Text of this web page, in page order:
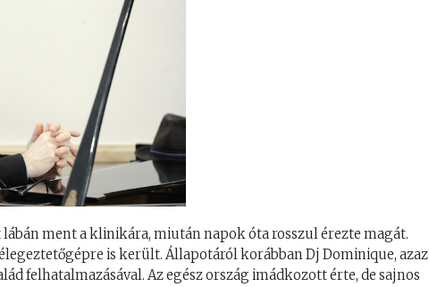
ment a klinikára, miután napok óta rosszul érezte magát.
is került. Állapotáról korábban Dj Dominique, azaz
felhatalmazásával. Az egész ország imádkozott érte, de sajnos